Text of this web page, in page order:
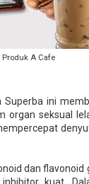
Produk A Cafe
Superba ini
organ seksual
dan flavonoid